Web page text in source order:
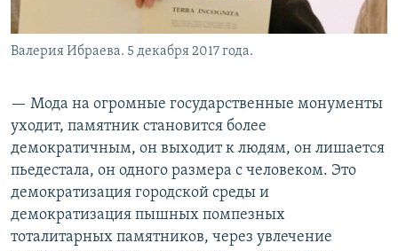
Валерия Ибраева. 5 декабря 2017 года.
— Мода на огромные государственные монументы
уходит, памятник становится более
демократичным, он выходит к людям, он лишается
пьедестала, он одного размера с человеком. Это
демократизация городской среды и
демократизация пышных помпезных
тоталитарных памятников, через увлечение